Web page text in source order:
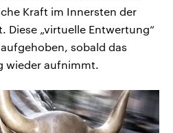
Kraft im Innersten der
Diese „virtuelle Entwertung“
sobald das
wieder aufnimmt.